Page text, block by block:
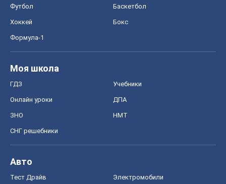
Футбол Баскетбол
Хоккей Бокс
Формула-1
Моя школа
ГДЗ Учебники
Онлайн уроки ДПА
ЗНО НМТ
СНГ решебники
Авто
Тест Драйв Электромобили